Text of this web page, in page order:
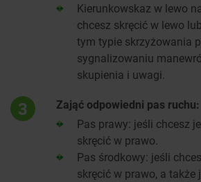
Kierunkowskaz w lewo
chcesz skręcić w lewo
tym typie skrzyżowania
sygnalizowaniu
skupienia i uwagi.
3
Zająć odpowiedni pas ruchu:
Pas prawy: jeśli chcesz
skręcić w prawo.
Pas środkowy: jeśli
skręcić w prawo, a także